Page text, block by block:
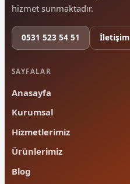
hizmet sunmaktadır.
0531 523 54 51 İletişim
SAYFALAR
Anasayfa
Kurumsal
Hizmetlerimiz
Ürünlerimiz
Blog